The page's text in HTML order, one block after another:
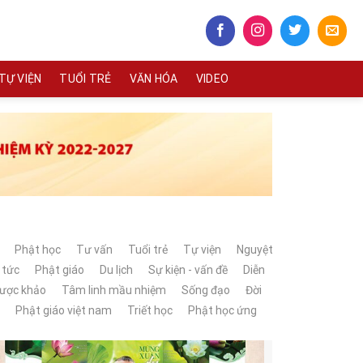
TỰ VIỆN TUỔI TRẺ VĂN HÓA VIDEO
Phật học Tư vấn Tuổi trẻ Tự viện
Nguyệt
tức Phật giáo Du lịch Sự kiện - vấn đề
Diễn
khảo Tâm linh mầu nhiệm Sống đạo
Đời
Phật giáo việt nam Triết học
Phật học ứng